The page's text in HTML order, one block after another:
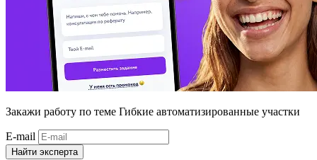
Закажи работу по теме Гибкие автоматизированные участки
E-mail
Найти эксперта